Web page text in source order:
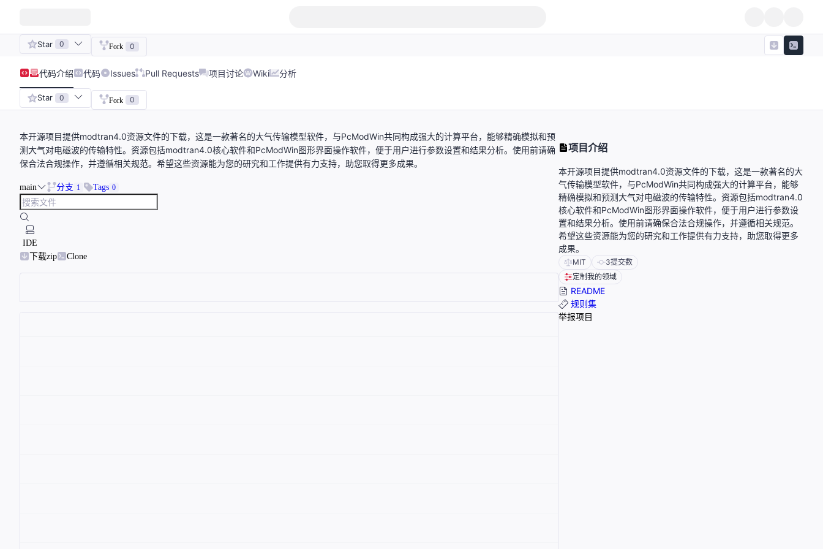
Star 0 Fork 0
代码介绍 代码 Issues Pull Requests 项目讨论 Wiki 分析
Star 0 Fork 0
本开源项目提供modtran4.0资源文件的下载，这是一款著名的大气传输模型软件，与PcModWin共同构成强大的计算平台，能够精确模拟和预
测大气对电磁波的传输特性。资源包括modtran4.0核心软件和PcModWin图形界面操作软件，便于用户进行参数设置和结果分析。使用前请确
保合法合规操作，并遵循相关规范。希望这些资源能为您的研究和工作提供有力支持，助您取得更多成果。
main 分支 1 Tags 0
IDE
下载zip
Clone
项目介绍
本开源项目提供modtran4.0资源文件的下载，这是一款著名的大
气传输模型软件，与PcModWin共同构成强大的计算平台，能够
精确模拟和预测大气对电磁波的传输特性。资源包括modtran4.0
核心软件和PcModWin图形界面操作软件，便于用户进行参数设
置和结果分析。使用前请确保合法合规操作，并遵循相关规范。
希望这些资源能为您的研究和工作提供有力支持，助您取得更多
成果。
MIT 3提交数
定制我的领域
README
规则集
举报项目